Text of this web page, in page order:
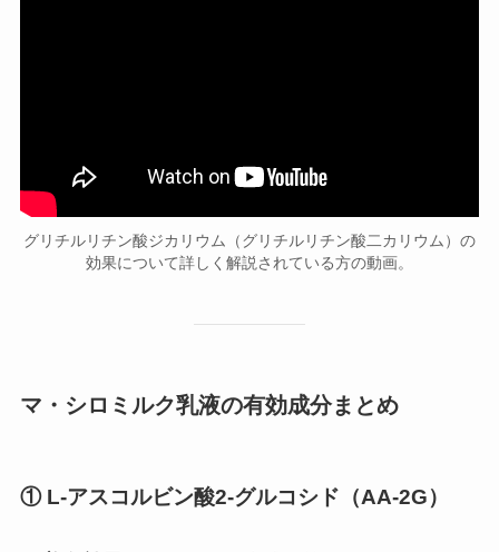
グリチルリチン酸ジカリウム（グリチルリチン酸二カリウム）の
効果について詳しく解説されている方の動画。
マ・シロミルク乳液の有効成分まとめ
① L-アスコルビン酸2-グルコシド（AA-2G）